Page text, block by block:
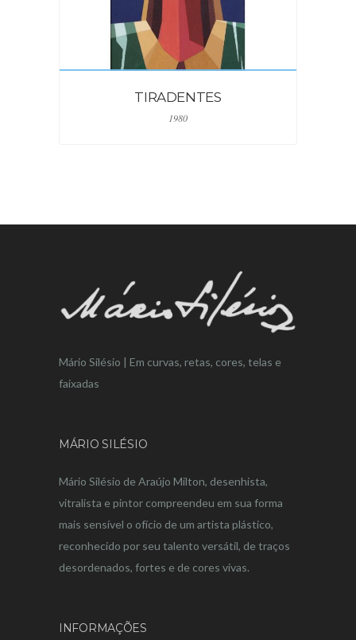
TIRADENTES
1980
Mário Silésio | Em curvas, retas, cores, telas e
faixadas
MÁRIO SILÉSIO
Mário Silésio de Araújo Milton, desenhista,
vitralista e pintor compreendeu em sua forma
mais sensível o ofício de um artista plástico,
reconhecido por seu talento versátil, de traços
desordenados, fortes e de cores vivas.
INFORMAÇÕES